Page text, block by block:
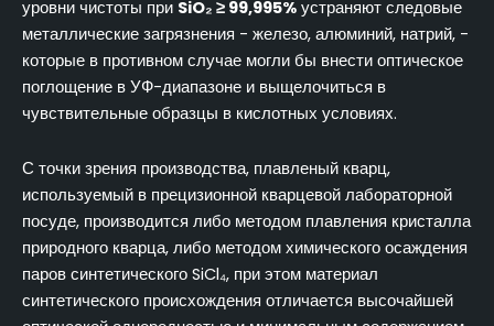
уровни чистоты при SiO₂ ≥ 99,995% устраняют следовые
металлические загрязнения - железо, алюминий, натрий, -
которые в противном случае могли бы внести оптическое
поглощение в УФ-диапазоне и выщелочиться в
чувствительные образцы в кислотных условиях.
С точки зрения производства, плавленый кварц,
используемый в прецизионной кварцевой лабораторной
посуде, производится либо методом плавления кристалла
природного кварца, либо методом химического осаждения
паров синтетического SiCl₄, при этом материал
синтетического происхождения отличается высочайшей